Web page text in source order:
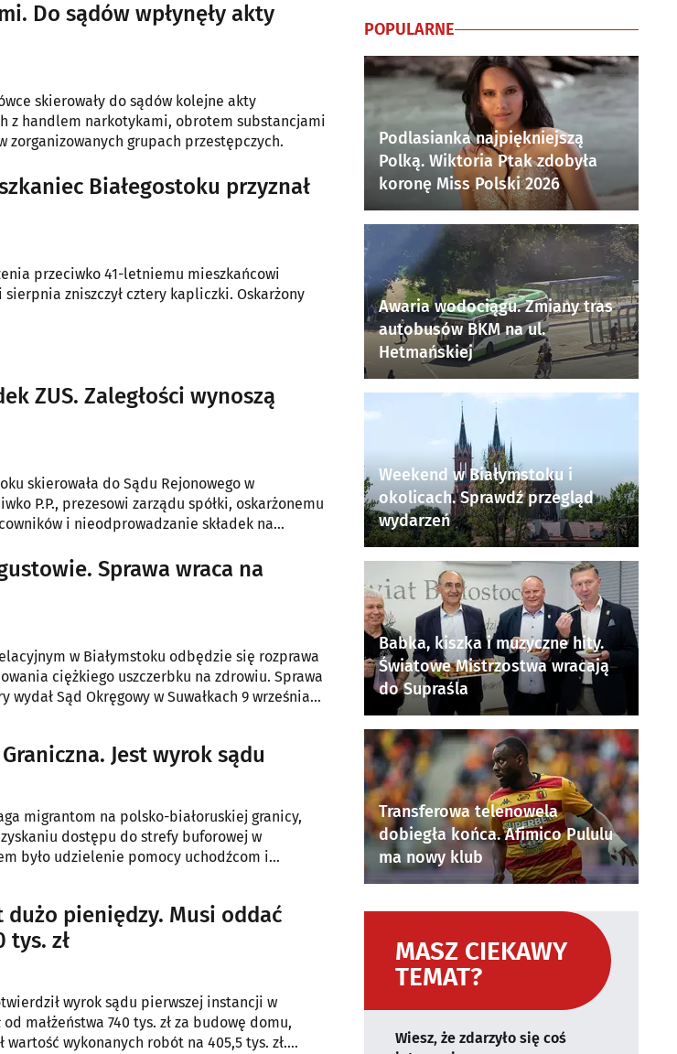
Do sądów wpłynęły akty
skierowały do sądów kolejne akty
z handlem narkotykami, obrotem substancjami
zorganizowanych grupach przestępczych.
Białegostoku przyznał
przeciwko 41-letniemu mieszkańcowi
zniszczył cztery kapliczki. Oskarżony
ZUS. Zaległości wynoszą
skierowała do Sądu Rejonowego w
P.P., prezesowi zarządu spółki, oskarżonemu
i nieodprowadzanie składek na
Sprawa wraca na
w Białymstoku odbędzie się rozprawa
ciężkiego uszczerbku na zdrowiu. Sprawa
Sąd Okręgowy w Suwałkach 9 września
Jest wyrok sądu
migrantom na polsko-białoruskiej granicy,
dostępu do strefy buforowej w
było udzielenie pomocy uchodźcom i
Straży Granicznej. Poszli do sądu.
dużo pieniędzy. Musi oddać
tys. zł
wyrok sądu pierwszej instancji w
małżeństwa 740 tys. zł za budowę domu,
wartość wykonanych robót na 405,5 tys. zł.
POPULARNE
Podlasianka najpiękniejszą
Polką. Wiktoria Ptak zdobyła
koronę Miss Polski 2026
Awaria wodociągu. Zmiany tras
autobusów BKM na ul.
Hetmańskiej
Weekend w Białymstoku i
okolicach. Sprawdź przegląd
wydarzeń
Babka, kiszka i muzyczne hity.
Światowe Mistrzostwa wracają
do Supraśla
Transferowa telenowela
dobiegła końca. Afimico Pululu
ma nowy klub
MASZ CIEKAWY
TEMAT?
Wiesz, że zdarzyło się coś